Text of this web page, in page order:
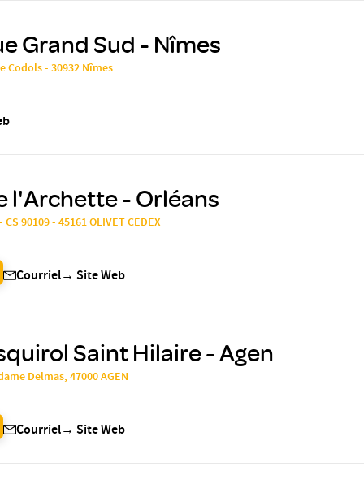
Grand Sud - Nîmes
Codols - 30932 Nîmes
l'Archette - Orléans
90109 - 45161 OLIVET CEDEX
Courriel→ Site Web
Saint Hilaire - Agen
Delmas, 47000 AGEN
Courriel→ Site Web